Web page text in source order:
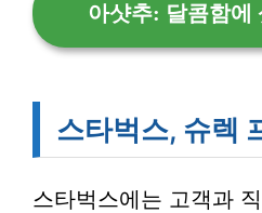
아샷추: 달콤함에
스타벅스, 슈렉
스타벅스에는 고객과